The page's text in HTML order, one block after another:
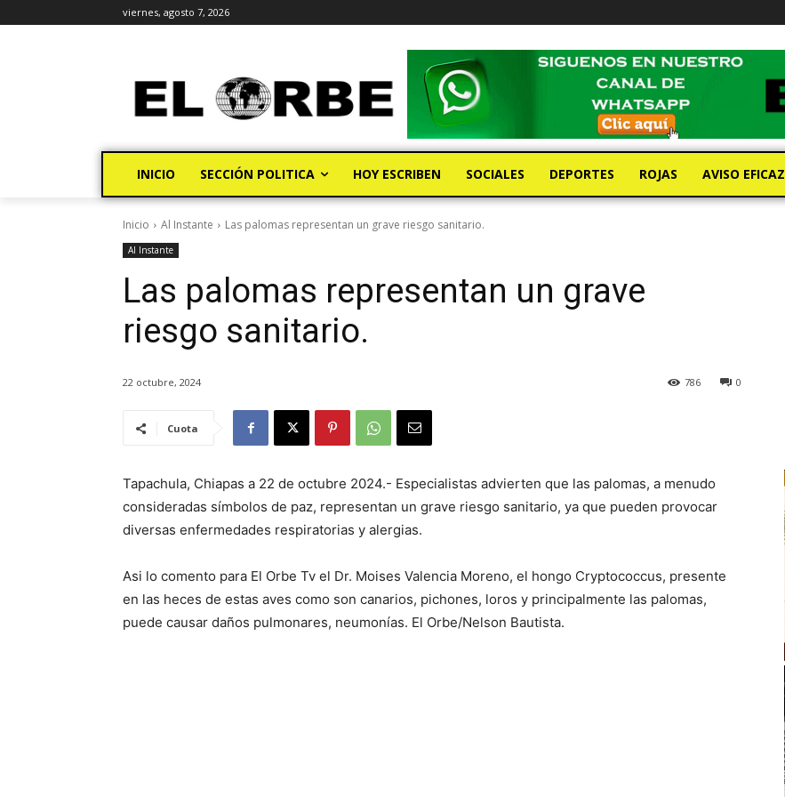
viernes, agosto 7, 2026
INICIO SECCIÓN POLITICA HOY ESCRIBEN SOCIALES DEPORTES ROJAS AVISO EFICAZ
Inicio Al Instante Las palomas representan un grave riesgo sanitario.
Al Instante
Las palomas representan un grave
riesgo sanitario.
22 octubre, 2024 0
786
Cuota
Tapachula, Chiapas a 22 de octubre 2024.- Especialistas advierten que las palomas, a menudo
consideradas símbolos de paz, representan un grave riesgo sanitario, ya que pueden provocar
diversas enfermedades respiratorias y alergias.
Asi lo comento para El Orbe Tv el Dr. Moises Valencia Moreno, el hongo Cryptococcus, presente
en las heces de estas aves como son canarios, pichones, loros y principalmente las palomas,
puede causar daños pulmonares, neumonías. El Orbe/Nelson Bautista.